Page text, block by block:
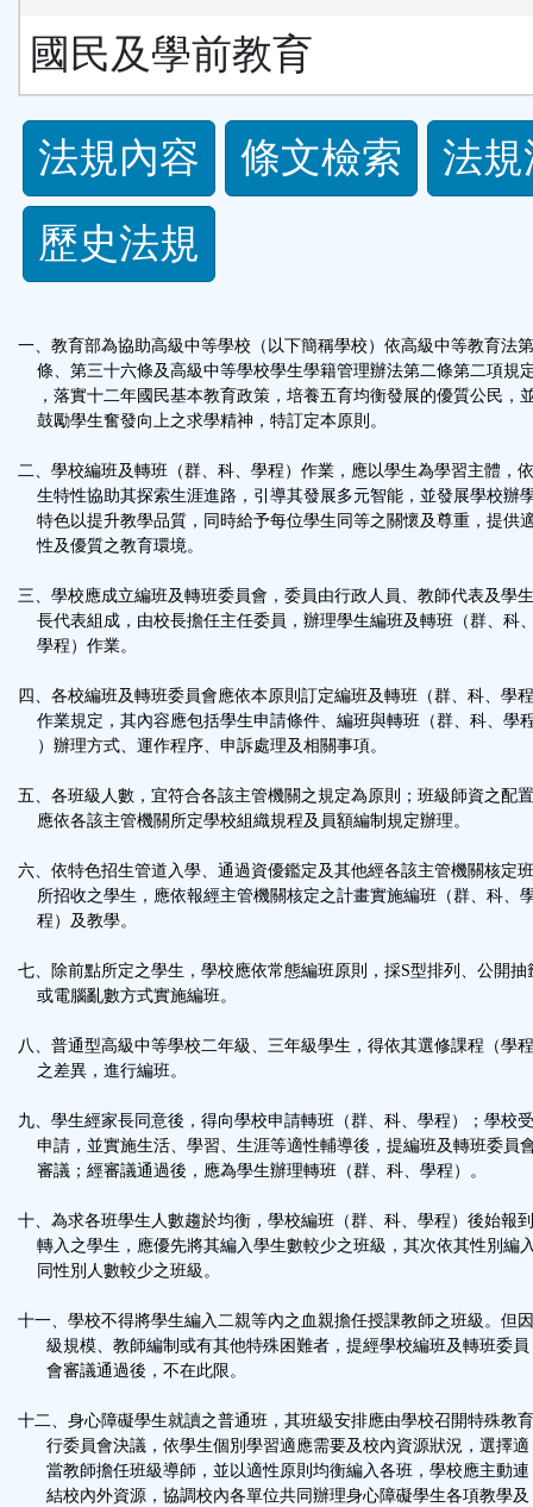
國民及學前教育
法
規
功
按
鈕
區
法規內容 條文檢索
法
歷史法規
一、教育部為協助高級中等學校（以下簡稱學校）依高級中等教育法
條、第三十六條及高級中等學校學生學籍管理辦法第二條第二項規
，落實十二年國民基本教育政策，培養五育均衡發展的優質公民，
鼓勵學生奮發向上之求學精神，特訂定本原則。
二、學校編班及轉班（群、科、學程）作業，應以學生為學習主體，
生特性協助其探索生涯進路，引導其發展多元智能，並發展學校辦
特色以提升教學品質，同時給予每位學生同等之關懷及尊重，提供
性及優質之教育環境。
三、學校應成立編班及轉班委員會，委員由行政人員、教師代表及學
長代表組成，由校長擔任主任委員，辦理學生編班及轉班（群、科
學程）作業。
四、各校編班及轉班委員會應依本原則訂定編班及轉班（群、科、學
作業規定，其內容應包括學生申請條件、編班與轉班（群、科、學
）辦理方式、運作程序、申訴處理及相關事項。
五、各班級人數，宜符合各該主管機關之規定為原則；班級師資之配
應依各該主管機關所定學校組織規程及員額編制規定辦理。
六、依特色招生管道入學、通過資優鑑定及其他經各該主管機關核定
所招收之學生，應依報經主管機關核定之計畫實施編班（群、科、
程）及教學。
七、除前點所定之學生，學校應依常態編班原則，採S型排列、公開抽
或電腦亂數方式實施編班。
八、普通型高級中等學校二年級、三年級學生，得依其選修課程（學
之差異，進行編班。
九、學生經家長同意後，得向學校申請轉班（群、科、學程）；學校
申請，並實施生活、學習、生涯等適性輔導後，提編班及轉班委員
審議；經審議通過後，應為學生辦理轉班（群、科、學程）。
十、為求各班學生人數趨於均衡，學校編班（群、科、學程）後始報
轉入之學生，應優先將其編入學生數較少之班級，其次依其性別編
同性別人數較少之班級。
十一、學校不得將學生編入二親等內之血親擔任授課教師之班級。但
級規模、教師編制或有其他特殊困難者，提經學校編班及轉班委員
會審議通過後，不在此限。
十二、身心障礙學生就讀之普通班，其班級安排應由學校召開特殊教
行委員會決議，依學生個別學習適應需要及校內資源狀況，選擇適
當教師擔任班級導師，並以適性原則均衡編入各班，學校應主動連
結校內外資源，協調校內各單位共同辦理身心障礙學生各項教學及